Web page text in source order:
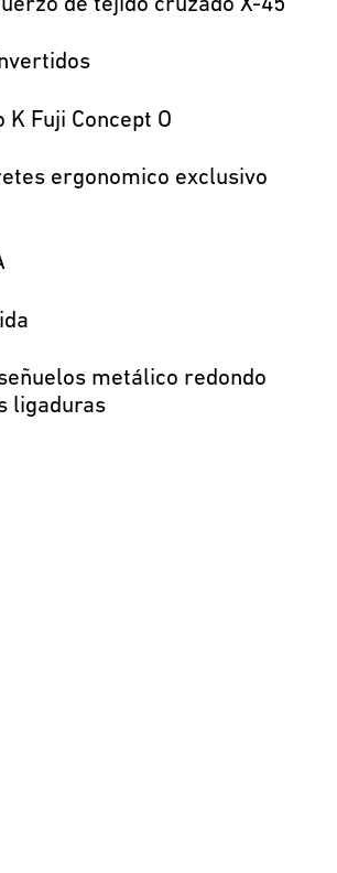
de tejido cruzado X-45
Fuji Concept O
ergonomico exclusivo
metálico redondo
ligaduras